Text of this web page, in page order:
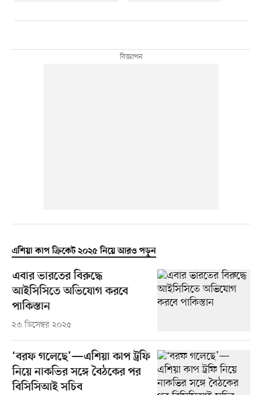
এশিয়া কাপ ক্রিকেট ২০২৫ নিয়ে আরও পড়ুন
এবার ভারতের বিরুদ্ধে
আইসিসিতে অভিযোগ করবে
পাকিস্তান
২৩ ডিসেম্বর ২০২৫
‘বরফ গলেছে’—এশিয়া কাপ ট্রফি
নিয়ে নাকভির সঙ্গে বৈঠকের পর
বিসিসিআই সচিব